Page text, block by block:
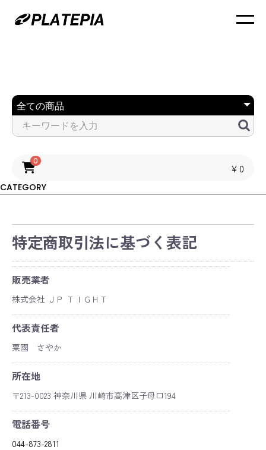
0
￥0
CATEGORY
特定商取引法に基づく表記
販売業者
株式会社 ＪＰ ＴＩＧＨＴ
代表責任者
粟國 さやか
所在地
〒213-0023 神奈川県 川崎市高津区子母口194
電話番号
044-873-2811